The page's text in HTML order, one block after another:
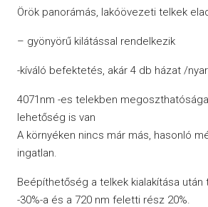
Örök panorámás, lakóövezeti telkek
– gyönyörű kilátással rendelkezik
-kíváló befektetés, akár 4 db házat /
4071nm -es telekben
lehetőség is van
A környéken nincs már más, hasonló
ingatlan.
Beépíthetőség a telkek kialakítása után
-30%-a és a 720 nm feletti rész 20%.